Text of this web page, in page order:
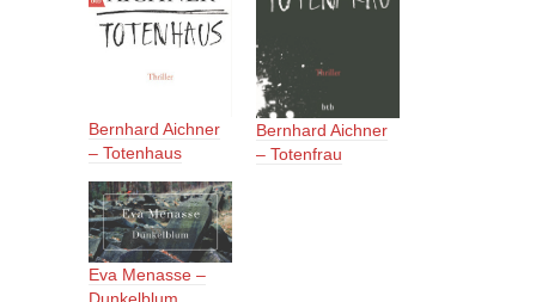
Bernhard Aichner
– Totenhaus
Bernhard Aichner
– Totenfrau
Eva Menasse –